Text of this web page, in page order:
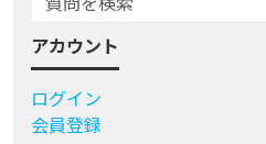
アカウント
ログイン
会員登録